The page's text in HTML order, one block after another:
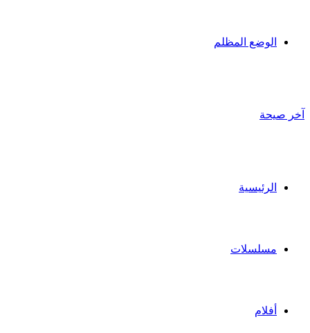
الوضع المظلم
آخر صيحة
الرئيسية
مسلسلات
أفلام